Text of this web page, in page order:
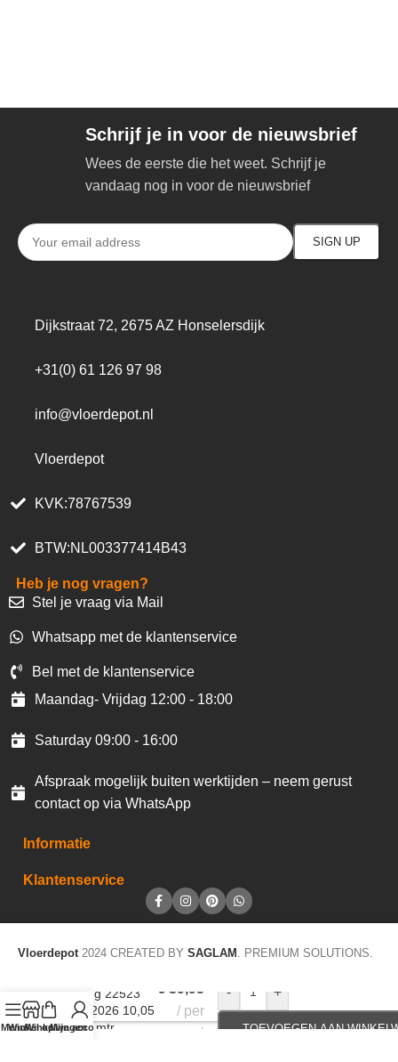
Schrijf je in voor de nieuwsbrief
Wees de eerste die het weet. Schrijf je
vandaag nog in voor de nieuwsbrief
Dijkstraat 72, 2675 AZ Honselersdijk
+31(0) 61 126 97 98
info@vloerdepot.nl
Vloerdepot
KVK:78767539
BTW:NL003377414B43
Heb je nog vragen?
Stel je vraag via Mail
Whatsapp met de klantenservice
Bel met de klantenservice
Maandag- Vrijdag 12:00 - 18:00
Saturday 09:00 - 16:00
Afspraak mogelijk buiten werktijden – neem gerust
contact op via WhatsApp
Informatie
Klantenservice
Vloerdepot 2024 CREATED BY SAGLAM . PREMIUM SOLUTIONS.
Menu
Winkel op
Winkelwagen
Mijn account
Behang 22523
Casa 2026 10,05
x 0,53 mtr
€ 39,95
per
rol
- +
TOEVOEGEN AAN